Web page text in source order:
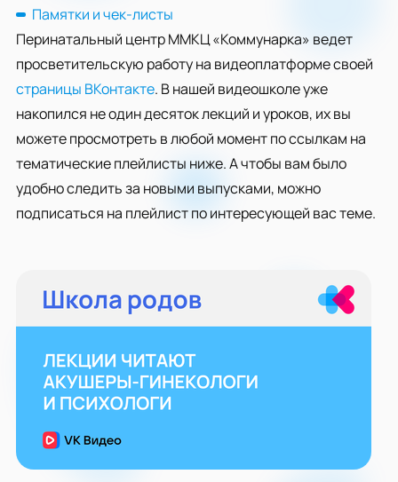
Памятки и чек-листы
Перинатальный центр ММКЦ «Коммунарка» ведет
просветительскую работу на видеоплатформе своей
страницы ВКонтакте. В нашей видеошколе уже
накопился не один десяток лекций и уроков, их вы
можете просмотреть в любой момент по ссылкам на
тематические плейлисты ниже. А чтобы вам было
удобно следить за новыми выпусками, можно
подписаться на плейлист по интересующей вас теме.